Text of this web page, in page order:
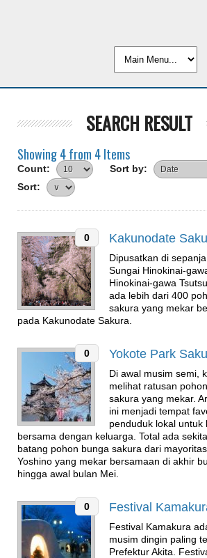
SEARCH RESULT
Showing 4 from 4 Items
Count:
Sort by:
Sort:
0 Kakunodate
Dipusatkan di
Sungai Hinokinai-
Hinokinai-gawa
ada lebih dari 400
sakura yang mekar
pada Kakunodate Sakura.
0 Yokote Park
Di awal musim semi,
melihat ratusan
sakura yang mekar.
ini menjadi tempat
penduduk lokal untuk
bersama dengan keluarga. Total ada
batang pohon bunga sakura dari
Yoshino yang mekar bersamaan di akhir
hingga awal bulan Mei.
0 Festival
Festival Kamakura
musim dingin paling
Prefektur Akita.